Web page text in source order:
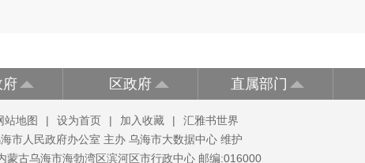
府 区政府 直属部门
站地图 | 设为首页 | 加入收藏 |
汇雅书世界
市人民政府办公室 主办 乌海市大数据中心 维护
蒙古乌海市海勃湾区滨河区市行政中心 邮编:016000